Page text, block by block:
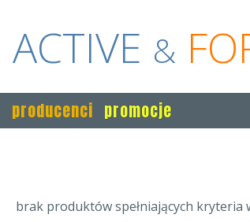
ACTIVE &
producenci promocje
brak produktów spełniających kryteria